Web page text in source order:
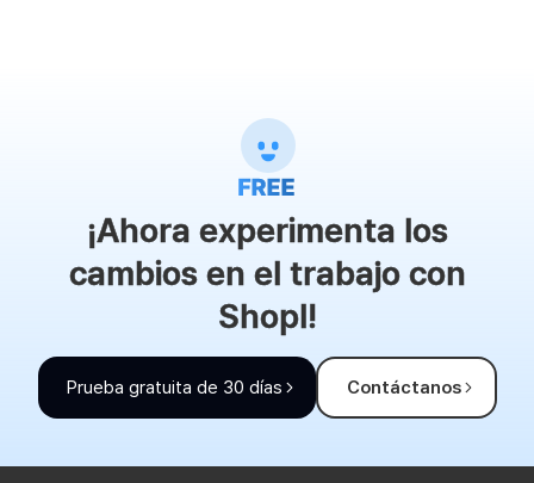
¡Ahora experimenta los
cambios en el trabajo con
Shopl!
Prueba gratuita de 30 días Contáctanos